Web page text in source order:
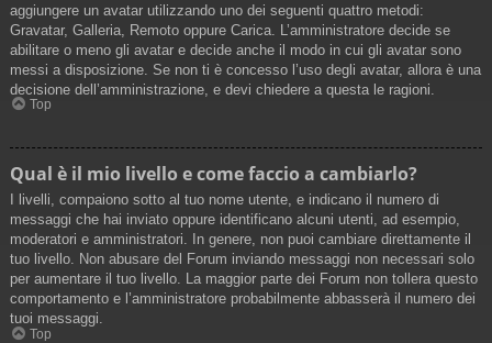
aggiungere un avatar utilizzando uno dei seguenti quattro metodi:
Gravatar, Galleria, Remoto oppure Carica. L’amministratore decide se
abilitare o meno gli avatar e decide anche il modo in cui gli avatar sono
messi a disposizione. Se non ti è concesso l’uso degli avatar, allora è una
decisione dell’amministrazione, e devi chiedere a questa le ragioni.
Top
Qual è il mio livello e come faccio a cambiarlo?
I livelli, compaiono sotto al tuo nome utente, e indicano il numero di
messaggi che hai inviato oppure identificano alcuni utenti, ad esempio,
moderatori e amministratori. In genere, non puoi cambiare direttamente il
tuo livello. Non abusare del Forum inviando messaggi non necessari solo
per aumentare il tuo livello. La maggior parte dei Forum non tollera questo
comportamento e l’amministratore probabilmente abbasserà il numero dei
tuoi messaggi.
Top